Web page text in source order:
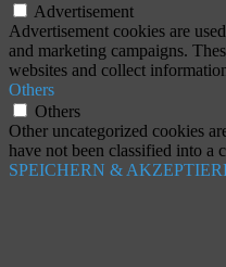
Advertisement
Advertisement cookies are
and marketing campaigns.
websites and collect
Others
Others
Other uncategorized cookies
have not been classified into a
SPEICHERN &